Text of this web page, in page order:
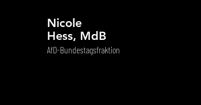
Nicole
Hess, MdB
AfD-Bundestagsfraktion